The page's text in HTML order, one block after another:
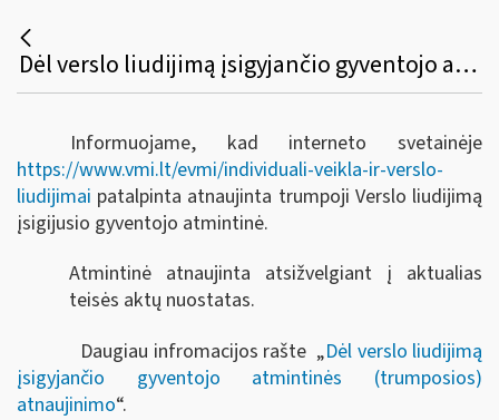
Dėl verslo liudijimą įsigyjančio gyventojo atmintinės (trumposios) atnaujinimo
Informuojame, kad interneto svetainėje
https://www.vmi.lt/evmi/individuali-veikla-ir-verslo-
liudijimai patalpinta atnaujinta trumpoji Verslo liudijimą
įsigijusio gyventojo atmintinė.
Atmintinė atnaujinta atsižvelgiant į aktualias
teisės aktų nuostatas.
Daugiau infromacijos rašte „Dėl verslo liudijimą
įsigyjančio gyventojo atmintinės (trumposios)
atnaujinimo“.